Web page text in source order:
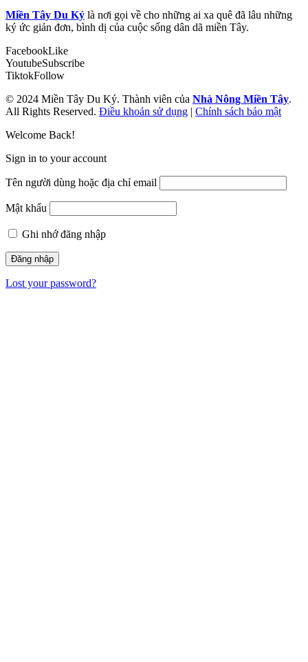
Miền Tây Du Ký là nơi gọi về cho những ai xa quê đã lâu những
ký ức giản đơn, bình dị của cuộc sống dân dã miền Tây.
FacebookLike
YoutubeSubscribe
TiktokFollow
© 2024 Miền Tây Du Ký. Thành viên của Nhà Nông Miền Tây.
All Rights Reserved. Điều khoản sử dụng | Chính sách bảo mật
Welcome Back!
Sign in to your account
Tên người dùng hoặc địa chỉ email
Mật khẩu
Ghi nhớ đăng nhập
Lost your password?